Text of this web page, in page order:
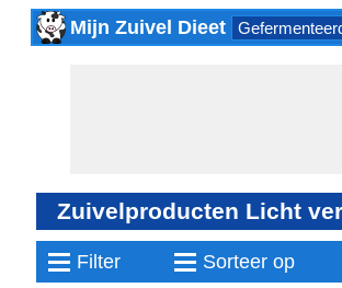
Mijn Zuivel Dieet
Zuivelproducten Licht
≡ Filter ≡ Sorteer op